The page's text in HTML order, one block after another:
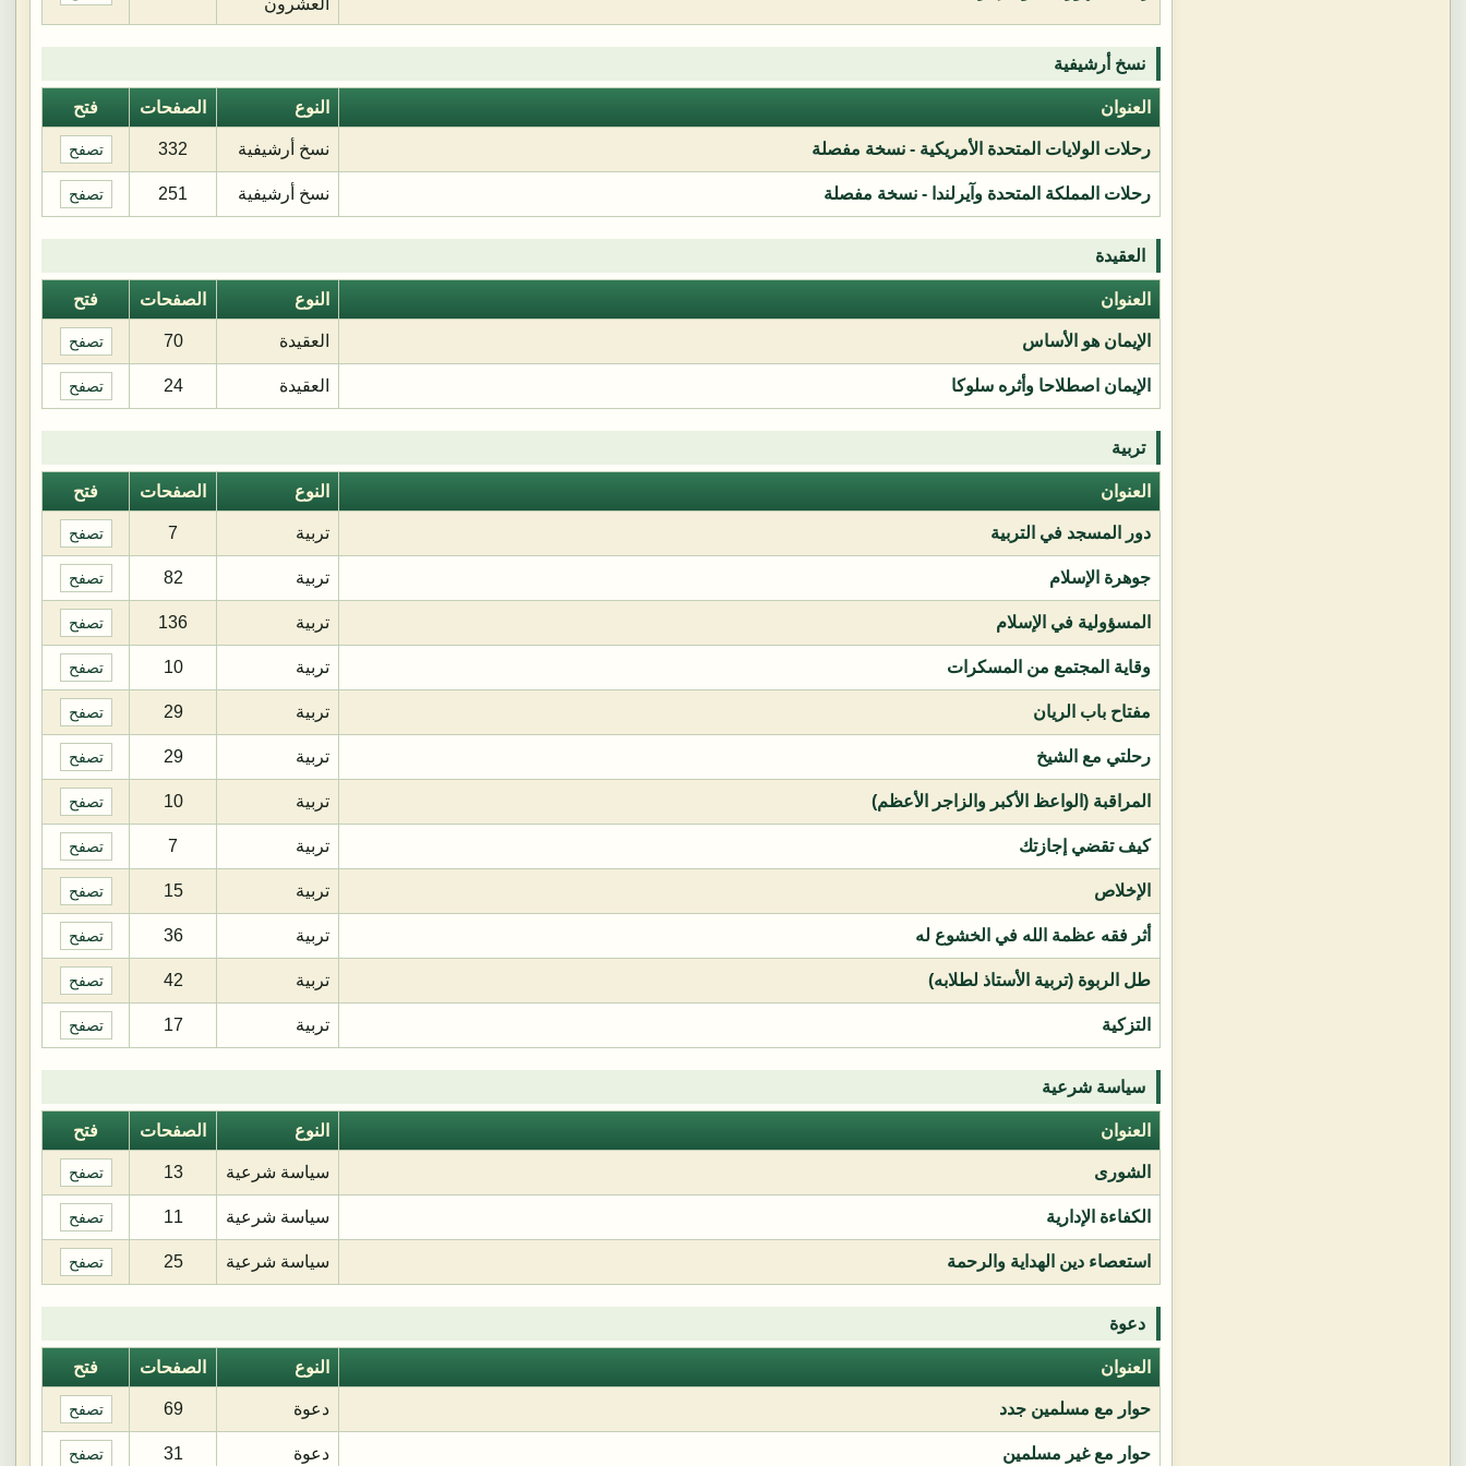
نسخ أرشيفية
العنوان النوع الصفحات فتح
رحلات الولايات المتحدة الأمريكية - نسخة مفصلة نسخ أرشيفية 332 تصفح
رحلات المملكة المتحدة وآيرلندا - نسخة مفصلة نسخ أرشيفية 251 تصفح
العقيدة
العنوان النوع الصفحات فتح
الإيمان هو الأساس العقيدة 70 تصفح
الإيمان اصطلاحا وأثره سلوكا العقيدة 24 تصفح
تربية
العنوان النوع الصفحات فتح
دور المسجد في التربية تربية 7 تصفح
جوهرة الإسلام تربية 82 تصفح
المسؤولية في الإسلام تربية 136 تصفح
وقاية المجتمع من المسكرات تربية 10 تصفح
مفتاح باب الريان تربية 29 تصفح
رحلتي مع الشيخ تربية 29 تصفح
المراقبة (الواعظ الأكبر والزاجر الأعظم) تربية 10 تصفح
كيف تقضي إجازتك تربية 7 تصفح
الإخلاص تربية 15 تصفح
أثر فقه عظمة الله في الخشوع له تربية 36 تصفح
طل الربوة (تربية الأستاذ لطلابه) تربية 42 تصفح
التزكية تربية 17 تصفح
سياسة شرعية
العنوان النوع الصفحات فتح
الشورى سياسة شرعية 13 تصفح
الكفاءة الإدارية سياسة شرعية 11 تصفح
استعصاء دين الهداية والرحمة سياسة شرعية 25 تصفح
دعوة
العنوان النوع الصفحات فتح
حوار مع مسلمين جدد دعوة 69 تصفح
حوار مع غير مسلمين دعوة 31 تصفح